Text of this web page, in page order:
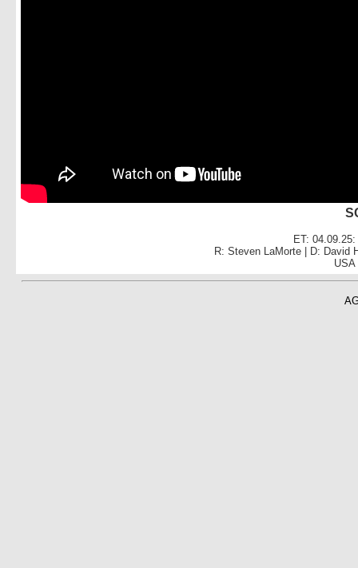
ET:
R: Steven LaMorte | D: David